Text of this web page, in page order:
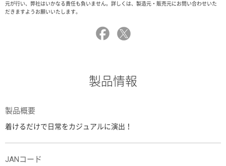
元が行い、弊社はいかなる責任も負いません。詳しくは、製造元・販売元にお問い合わせいた
だきますようお願いいたします。
製品情報
製品概要
着けるだけで日常をカジュアルに演出！
JANコード